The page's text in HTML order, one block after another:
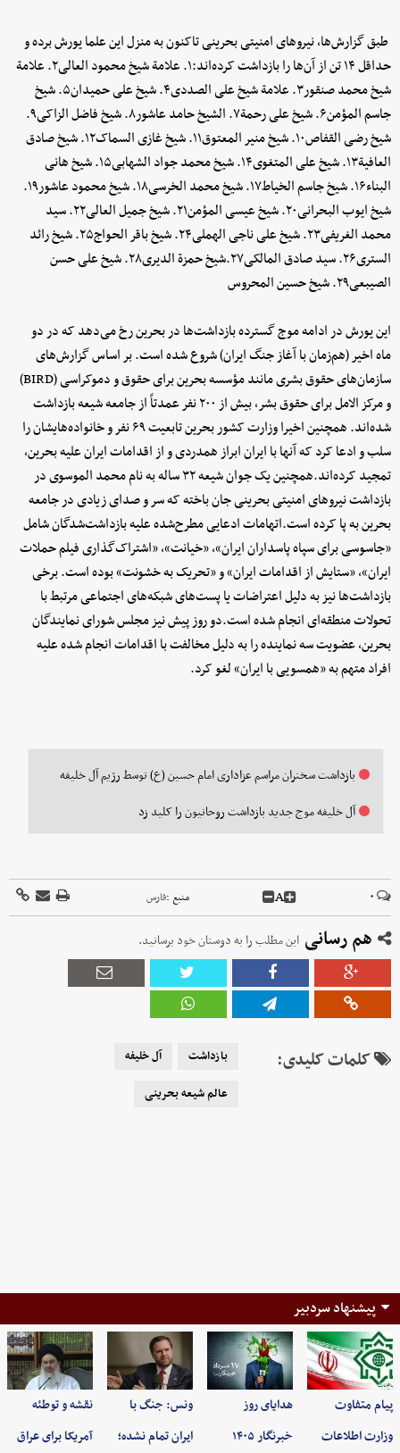
طبق گزارش‌ها، نیروهای امنیتی بحرینی تاکنون به منزل این علما یورش برده‌ و
حداقل ۱۴ تن از آن‌ها را بازداشت کرده‌اند:۱. علامة شیخ محمود العالی۲. علامة
شیخ محمد صنقور۳. علامة شیخ علی الصددی۴. شیخ علی حمیدان۵. شیخ
جاسم المؤمن۶. شیخ علی رحمة۷. الشیخ حامد عاشور۸. شیخ فاضل الزاکی۹.
شیخ رضی القفاص۱۰. شیخ منیر المعتوق۱۱. شیخ غازی السماک۱۲. شیخ صادق
العافیة۱۳. شیخ علی المتغوی۱۴. شیخ محمد جواد الشهابی۱۵. شیخ هانی
البناء۱۶. شیخ جاسم الخیاط۱۷. شیخ محمد الخرسی۱۸. شیخ محمود عاشور۱۹.
شیخ ایوب البحرانی۲۰. شیخ عیسی المؤمن۲۱. شیخ جمیل العالی۲۲. سید
محمد الغریفی۲۳. شیخ علی ناجی الهملی۲۴. شیخ باقر الحواج۲۵. شیخ رائد
الستری۲۶. سید صادق المالکی۲۷.شیخ حمزة الدیری۲۸. شیخ علی حسن
الصیبعی۲۹. شیخ حسین المحروس
این یورش در ادامه موج گسترده بازداشت‌ها در بحرین رخ می‌دهد که در دو
ماه اخیر (هم‌زمان با آغاز جنگ ایران) شروع شده است. بر اساس گزارش‌های
سازمان‌های حقوق بشری مانند مؤسسه بحرین برای حقوق و دموکراسی (BIRD)
و مرکز الامل برای حقوق بشر، بیش از ۲۰۰ نفر عمدتاً از جامعه شیعه بازداشت
شده‌اند. همچنین اخیرا وزارت کشور بحرین تابعیت ۶۹ نفر و خانواده‌هایشان را
سلب و ادعا کرد که آنها با ایران ابراز همدردی و از اقدامات ایران علیه بحرین،
تمجید کرده‌اند.همچنین یک جوان شیعه ۳۲ ساله به نام محمد الموسوی در
بازداشت نیروهای امنیتی بحرینی جان باخته که سر و صدای زیادی در جامعه
بحرین به پا کرده است.اتهامات ادعایی مطرح‌شده علیه بازداشت‌شدگان شامل
«جاسوسی برای سپاه پاسداران ایران»، «خیانت»، «اشتراک‌گذاری فیلم حملات
ایران»، «ستایش از اقدامات ایران» و «تحریک به خشونت» بوده است. برخی
بازداشت‌ها نیز به دلیل اعتراضات یا پست‌های شبکه‌های اجتماعی مرتبط با
تحولات منطقه‌ای انجام شده است.دو روز پیش نیز مجلس شورای نمایندگان
بحرین، عضویت سه نماینده را به دلیل مخالفت با اقدامات انجام شده علیه
افراد متهم به «همسویی با ایران» لغو کرد.
بازداشت سخنران مراسم عزاداری امام حسین (ع) توسط رژیم آل خلیفه
آل خلیفه موج جدید بازداشت روحانیون را کلید زد
۰ A منبع :فارس
هم رسانی این مطلب را به دوستان خود برسانید.
کلمات کلیدی: بازداشت
آل خلیفه
عالم شیعه بحرینی
پیشنهاد سردبیر
پیام متفاوت
وزارت اطلاعات
هدایای روز
خبرنگار ۱۴۰۵
ونس: جنگ با
ایران تمام نشده؛
نقشه و توطئه
آمریکا برای عراق